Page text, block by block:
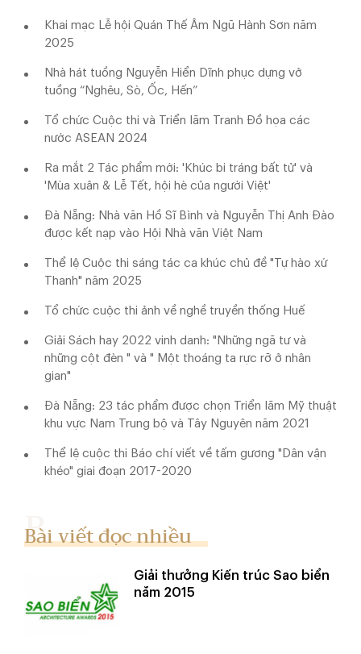
Khai mạc Lễ hội Quán Thế Âm Ngũ Hành Sơn năm
2025
Nhà hát tuồng Nguyễn Hiển Dĩnh phục dựng vở
tuồng “Nghêu, Sò, Ốc, Hến”
Tổ chức Cuộc thi và Triển lãm Tranh Đồ họa các
nước ASEAN 2024
Ra mắt 2 Tác phẩm mới: 'Khúc bi tráng bất tử' và
'Mùa xuân & Lễ Tết, hội hè của người Việt'
Đà Nẵng: Nhà văn Hồ Sĩ Bình và Nguyễn Thị Anh Đào
được kết nạp vào Hội Nhà văn Việt Nam
Thể lệ Cuộc thi sáng tác ca khúc chủ đề "Tự hào xứ
Thanh" năm 2025
Tổ chức cuộc thi ảnh về nghề truyền thống Huế
Giải Sách hay 2022 vinh danh: "Những ngã tư và
những cột đèn " và " Một thoáng ta rực rỡ ở nhân
gian"
Đà Nẵng: 23 tác phẩm được chọn Triển lãm Mỹ thuật
khu vực Nam Trung bộ và Tây Nguyên năm 2021
Thể lệ cuộc thi Báo chí viết về tấm gương "Dân vận
khéo" giai đoạn 2017-2020
Bài viết đọc nhiều
Giải thưởng Kiến trúc Sao biển
năm 2015